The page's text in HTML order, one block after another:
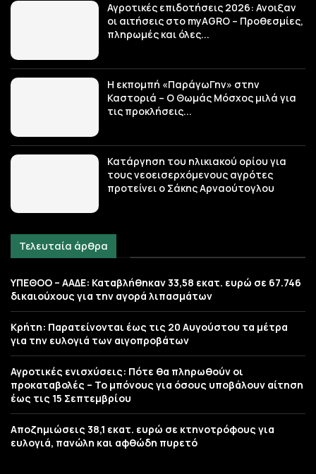
Αγροτικές επιδοτήσεις 2026: Ανοιξαν
οι αιτήσεις στο myAGRO – Προθεσμίες,
πληρωμές και όλες...
Η εκπομπή «ΠαράγωΓην» στην
Καστοριά – Ο Θωμάς Μόσχος μιλά για
τις προκλήσεις...
Κατάργηση του ηλικιακού ορίου για
τους νεοεισερχόμενους αγρότες
προτείνει ο Σάκης Αρναούτογλου
Τελευταία άρθρα
ΥΠΕΘΟΟ – ΑΑΔΕ: Καταβλήθηκαν 33,58 εκατ. ευρώ σε 67.746
δικαιούχους για την αγορά λιπασμάτων
Κρήτη: Παρατείνονται έως τις 20 Αυγούστου τα μέτρα
για την ευλογιά των αιγοπροβάτων
Αγροτικές ενισχύσεις: Πότε θα πληρωθούν οι
προκαταβολές – Το μπόνους για όσους υποβάλουν αίτηση
έως τις 15 Σεπτεμβρίου
Αποζημιώσεις 38,1 εκατ. ευρώ σε κτηνοτρόφους για
ευλογιά, πανώλη και αφθώδη πυρετό